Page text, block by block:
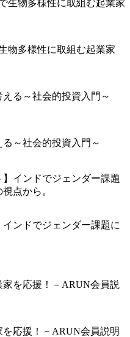
物多様性に取組む起業家
～社会的投資入門～
インドでジェンダー課題に
応援！－ARUN会員説明